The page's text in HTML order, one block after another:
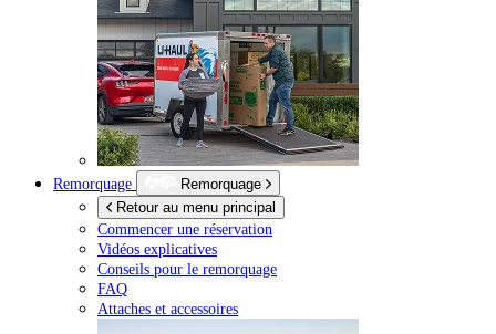
Remorquage
Remorquage
Retour au menu principal
Commencer une réservation
Vidéos explicatives
Conseils pour le remorquage
FAQ
Attaches et accessoires